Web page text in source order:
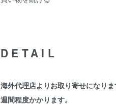
DETAIL
海外代理店よりお取り寄せになり
週間程度かかります。